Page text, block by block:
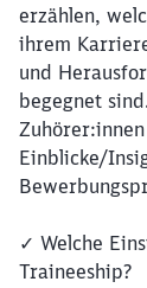
erzählen,
ihrem
und
begegnet
Einblicke/
✓ Welche
Traineeship?